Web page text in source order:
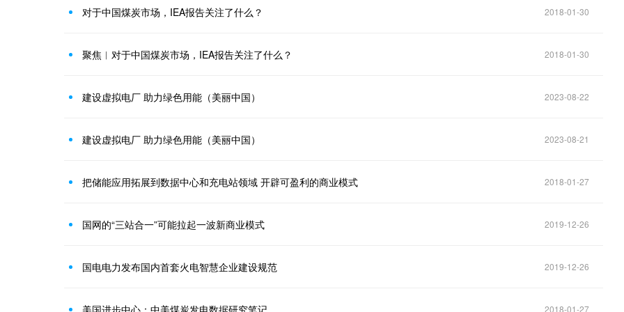
对于中国煤炭市场，IEA报告关注了什么？ 2018-01-30
聚焦︱对于中国煤炭市场，IEA报告关注了什么？ 2018-01-30
建设虚拟电厂 助力绿色用能（美丽中国） 2023-08-22
建设虚拟电厂 助力绿色用能（美丽中国） 2023-08-21
把储能应用拓展到数据中心和充电站领域 开辟可盈利的商业模式 2018-01-27
国网的“三站合一”可能拉起一波新商业模式 2019-12-26
国电电力发布国内首套火电智慧企业建设规范 2019-12-26
美国进步中心：中美煤炭发电数据研究笔记 2018-01-27